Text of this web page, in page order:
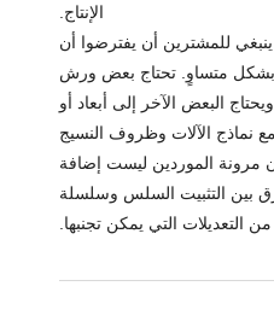
الإنتاج.
للمشترين أن يفترضوا أن
بشكل متساوٍ. تحتاج بعض ورش
البعض الآخر إلى أبعاد أو
نماذج الآلات وظروف النسيج
مرونة الموردين ليست إضافة
بين التثبيت السلس وسلسلة
التعديلات التي يمكن تجنبها.